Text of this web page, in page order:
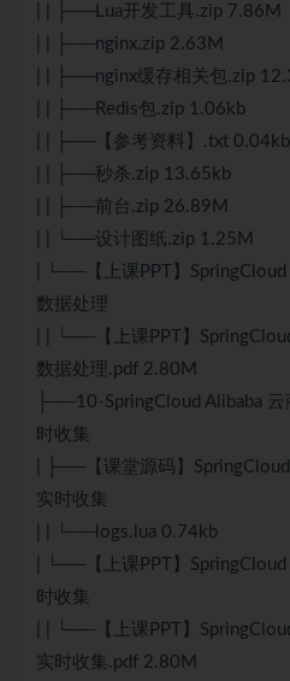
| | ├──Lua开发工具.zip 7.86M
| | ├──nginx.zip 2.63M
| | ├──nginx缓存相关包.zip
| | ├──Redis包.zip 1.06kb
| | ├──【参考资料】.txt 0.04kb
| | ├──秒杀.zip 13.65kb
| | ├──前台.zip 26.89M
| | └──设计图纸.zip 1.25M
| └──【上课PPT】
数据处理
| | └──【上课PPT】
数据处理.pdf 2.80M
├──10-SpringCloud Alibaba
时收集
| ├──【课堂源码】
实时收集
| | └──logs.lua 0.74kb
| └──【上课PPT】
时收集
| | └──【上课PPT】
实时收集.pdf 2.80M